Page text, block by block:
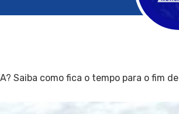
Saiba como fica o tempo para o fim